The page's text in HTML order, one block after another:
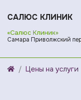
САЛЮС КЛИНИК
«Салюс Клиник»
Самара Приволжский
Цены на услуги